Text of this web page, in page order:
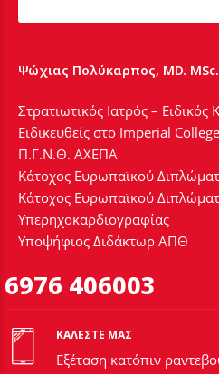
Ψώχιας Πολύκαρπος, MD. MSc.
Στρατιωτικός Ιατρός – Ειδικός
Ειδικευθείς στο Imperial
Π.Γ.Ν.Θ. ΑΧΕΠΑ
Κάτοχος Ευρωπαϊκού
Κάτοχος Ευρωπαϊκού
Υπερηχοκαρδιογραφίας
Υποψήφιος Διδάκτωρ ΑΠΘ
6976 406003
ΚΑΛΕΣΤΕ ΜΑΣ
Εξέταση κατόπιν